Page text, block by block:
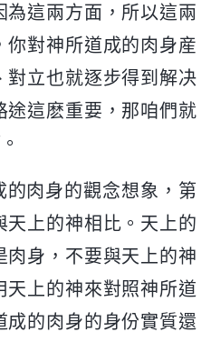
為這兩方面，所以這兩
你對神所道成的肉身産
對立也就逐步得到解决
途這麽重要，那咱們就
的肉身的觀念想象，第
上的神相比。天上的
肉身，不要與天上的神
上的神來對照神所道
成的肉身的身份實質還